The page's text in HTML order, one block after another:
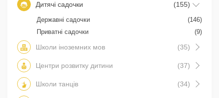
Дитячі садочки (155)
Державні садочки
(146)
Приватні садочки
(9)
Школи іноземних мов (35)
Центри розвитку дитини (37)
Школи танців (34)